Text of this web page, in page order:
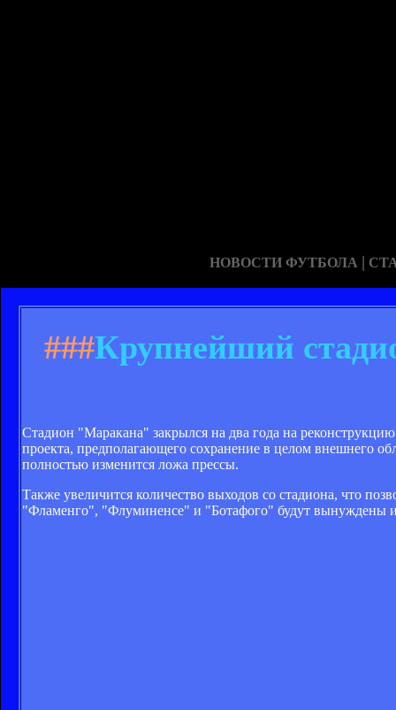
НОВОСТИ ФУТБОЛА |
###Крупнейший
Стадион "Маракана" закрылся на два года на
проекта, предполагающего сохранение в целом внешнего
полностью изменится ложа прессы.
Также увеличится количество выходов со стадиона, что
"Фламенго", "Флуминенсе" и "Ботафого" будут вынуждены